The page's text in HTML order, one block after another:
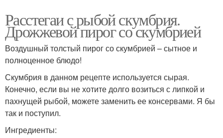
Расстегаи с рыбой скумбрия.
Дрожжевой пирог со скумбрией
Воздушный толстый пирог со скумбрией – сытное и
полноценное блюдо!
Скумбрия в данном рецепте используется сырая.
Конечно, если вы не хотите долго возиться с липкой и
пахнущей рыбой, можете заменить ее консервами. Я бы
так и поступил.
Ингредиенты: